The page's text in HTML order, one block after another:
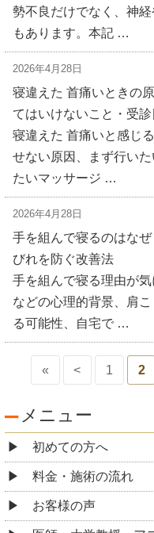
勢不良だけでなく、神
もあります。本記 …
2026年4月28日
寝違えた 首痛いときの
てはいけないこと・受
寝違えた 首痛いと感じ
せない原因、まず行い
たいマッサージ …
2026年4月28日
手を組んで寝るのはな
びれを防ぐ改善法
手を組んで寝る理由が
などの心理的背景、肩
る可能性、自宅で …
« < 1 2
メニュー
初めての方へ
料金・施術の流れ
お客様の声